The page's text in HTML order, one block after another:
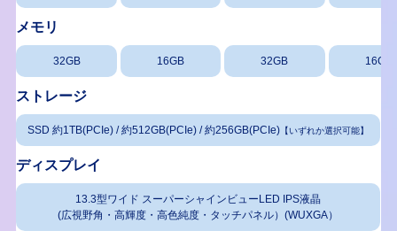
メモリ
32GB 16GB 32GB 16GB
ストレージ
SSD 約1TB(PCIe) / 約512GB(PCIe) / 約256GB(PCIe) 【いずれか選択可能】
ディスプレイ
13.3型ワイド スーパーシャインビューLED IPS液晶
(広視野角・高輝度・高色純度・タッチパネル）(WUXGA）